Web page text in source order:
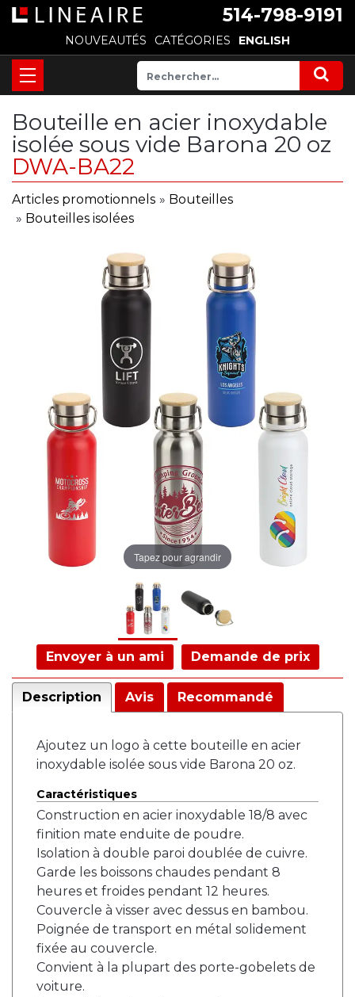
514-798-9191
NOUVEAUTÉS CATÉGORIES ENGLISH
Bouteille en acier inoxydable
isolée sous vide Barona 20 oz
DWA-BA22
Articles promotionnels » Bouteilles
» Bouteilles isolées
Tapez pour agrandir
Envoyer à un ami Demande de prix
Description Avis Recommandé
Ajoutez un logo à cette bouteille en acier
inoxydable isolée sous vide Barona 20 oz.
Caractéristiques
Construction en acier inoxydable 18/8 avec
finition mate enduite de poudre.
Isolation à double paroi doublée de cuivre.
Garde les boissons chaudes pendant 8
heures et froides pendant 12 heures.
Couvercle à visser avec dessus en bambou.
Poignée de transport en métal solidement
fixée au couvercle.
Convient à la plupart des porte-gobelets de
voiture.